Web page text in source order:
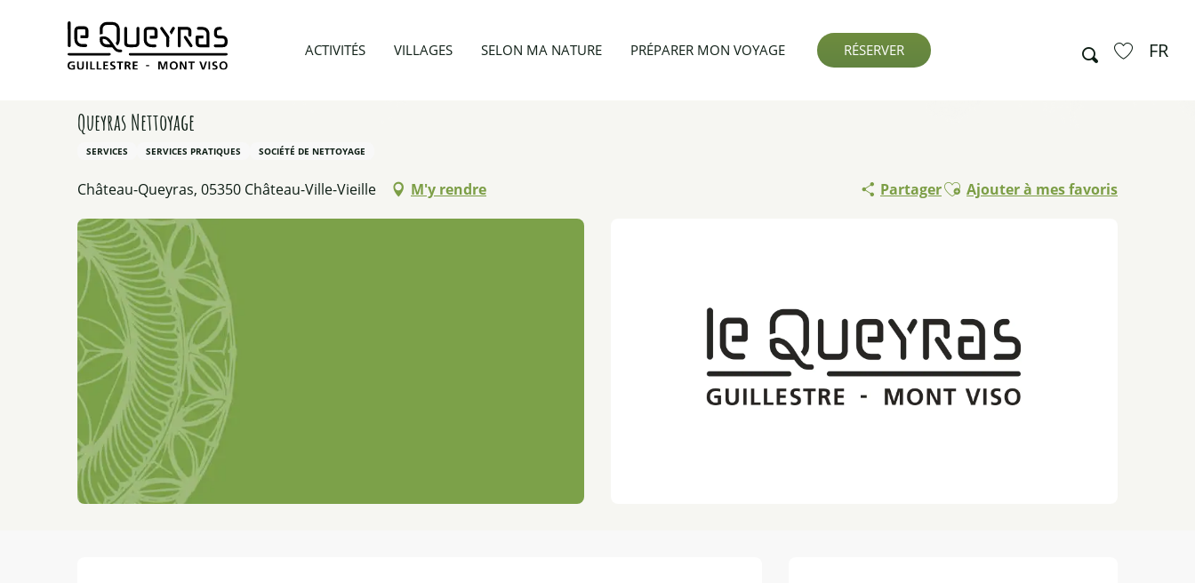
Recherche FR
ACTIVITÉS VILLAGES SELON MA NATURE PRÉPARER MON VOYAGE RÉSERVER
Accueil Préparer mon voyage Prestataires d’activités
Queyras Nettoyage
SERVICES SERVICES PRATIQUES SOCIÉTÉ DE NETTOYAGE
Château-Queyras, 05350 Château-Ville-Vieille M'y rendre PartagerAjouter aux favoris
Ajouter à mes favoris